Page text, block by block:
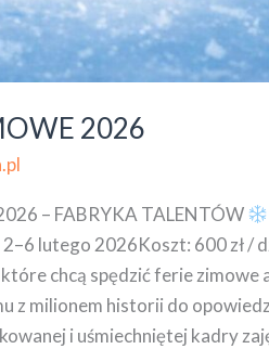
2026
– FABRYKA TALENTÓW
lutego 2026Koszt: 600 zł /
chcą spędzić ferie zimowe
z milionem historii do
i uśmiechniętej kadry